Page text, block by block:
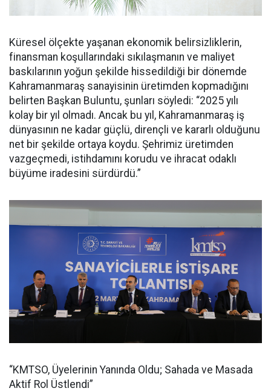
Küresel ölçekte yaşanan ekonomik belirsizliklerin,
finansman koşullarındaki sıkılaşmanın ve maliyet
baskılarının yoğun şekilde hissedildiği bir dönemde
Kahramanmaraş sanayisinin üretimden kopmadığını
belirten Başkan Buluntu, şunları söyledi: “2025 yılı
kolay bir yıl olmadı. Ancak bu yıl, Kahramanmaraş iş
dünyasının ne kadar güçlü, dirençli ve kararlı olduğunu
net bir şekilde ortaya koydu. Şehrimiz üretimden
vazgeçmedi, istihdamını korudu ve ihracat odaklı
büyüme iradesini sürdürdü.”
“KMTSO, Üyelerinin Yanında Oldu; Sahada ve Masada
Aktif Rol Üstlendi”